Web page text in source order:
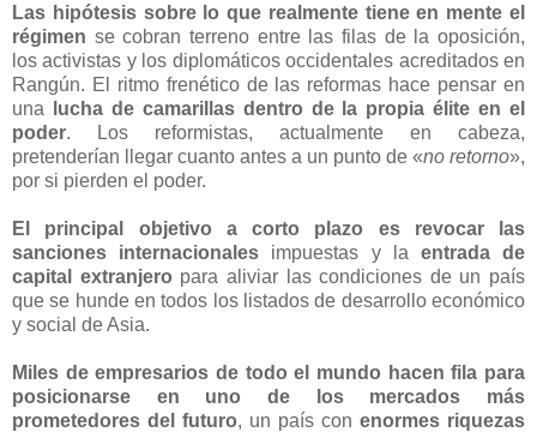
Las hipótesis sobre lo que realmente tiene en mente el
régimen se cobran terreno entre las filas de la oposición,
los activistas y los diplomáticos occidentales acreditados en
Rangún. El ritmo frenético de las reformas hace pensar en
una
lucha de camarillas dentro de la propia élite en el
poder. Los reformistas, actualmente en cabeza,
pretenderían llegar cuanto antes a un punto de «no retorno»,
por si pierden el poder.
El principal objetivo a corto plazo es revocar las
sanciones internacionales impuestas y la entrada de
capital extranjero para aliviar las condiciones de un país
que se hunde en todos los listados de desarrollo económico
y social de Asia.
Miles de empresarios de todo el mundo hacen fila para
posicionarse en uno de los mercados más
prometedores del futuro, un país con enormes riquezas